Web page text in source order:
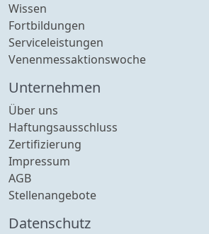
Wissen
Fortbildungen
Serviceleistungen
Venenmessaktionswoche
Unternehmen
Über uns
Haftungsausschluss
Zertifizierung
Impressum
AGB
Stellenangebote
Datenschutz